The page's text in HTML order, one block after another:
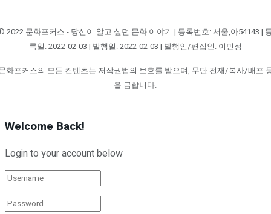
2022 문화포커스 - 당신이 알고 싶던 문화 이야기 | 등록번호: 서울,아54143 |
록일: 2022-02-03 | 발행일: 2022-02-03 | 발행인/편집인: 이민정
화포커스의 모든 컨텐츠는 저작권법의 보호를 받으며, 무단 전재/복사/배포
을 금합니다.
Welcome Back!
Login to your account below